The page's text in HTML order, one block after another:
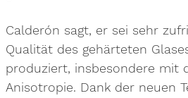
Calderón sagt, er sei sehr
Qualität des gehärteten
produziert, insbesondere mit
Anisotropie. Dank der neuen